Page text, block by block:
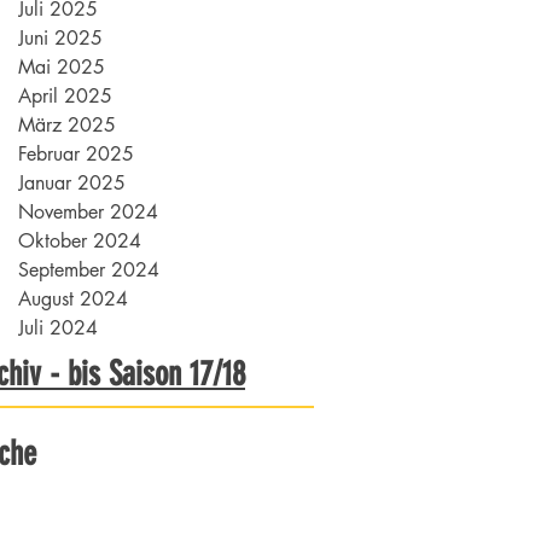
Juli 2025
Juni 2025
Mai 2025
April 2025
März 2025
Februar 2025
Januar 2025
November 2024
Oktober 2024
September 2024
August 2024
Juli 2024
- bis Saison 17/18